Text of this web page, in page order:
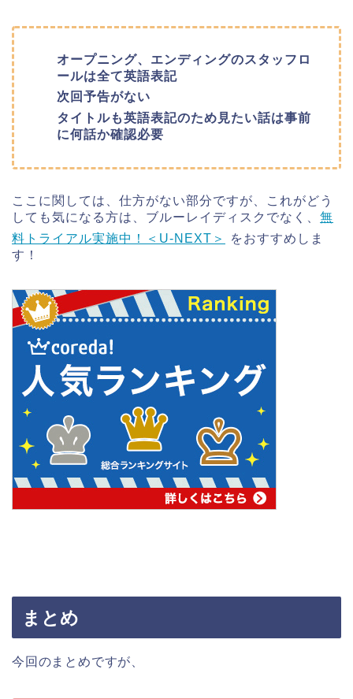
オープニング、エンディングのスタッフロ
ールは全て英語表記
次回予告がない
タイトルも英語表記のため見たい話は事前
に何話か確認必要
ここに関しては、仕方がない部分ですが、これがどう
しても気になる方は、ブルーレイディスクでなく、 無
料トライアル実施中！＜U-NEXT＞
をおすすめしま
す！
まとめ
今回のまとめですが、